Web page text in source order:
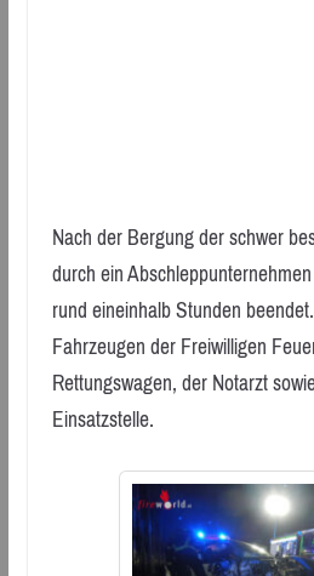
Nach der Bergung der schwer
durch ein
rund eineinhalb Stunden
Fahrzeugen der Freiwilligen
Rettungswagen, der Notarzt
Einsatzstelle.